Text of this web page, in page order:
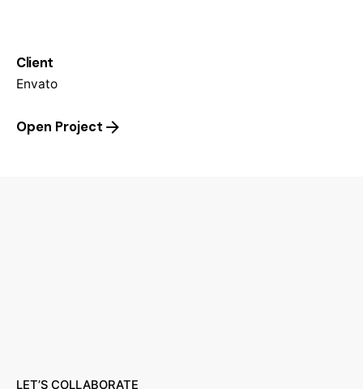
Client
Envato
Open Project
LET’S COLLABORATE